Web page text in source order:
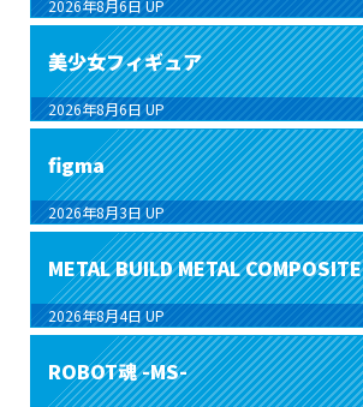
2026年8月6日 UP
美少女フィギュア
2026年8月6日 UP
figma
2026年8月3日 UP
METAL BUILD METAL COMPOSITE
2026年8月4日 UP
ROBOT魂 -MS-